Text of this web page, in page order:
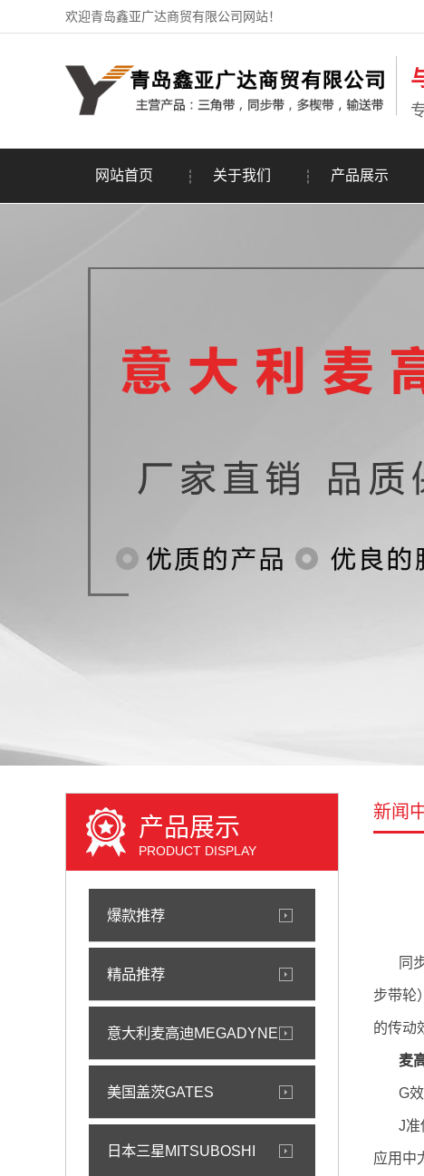
欢迎青岛鑫亚广达商贸有限公司网站！
网站首页 关于我们 产品展示
产品展示
PRODUCT DISPLAY
爆款推荐
精品推荐
意大利麦高迪MEGADYNE
美国盖茨GATES
日本三星MITSUBOSHI
新闻
同
步带轮
的传动
麦
G
J准
应用中